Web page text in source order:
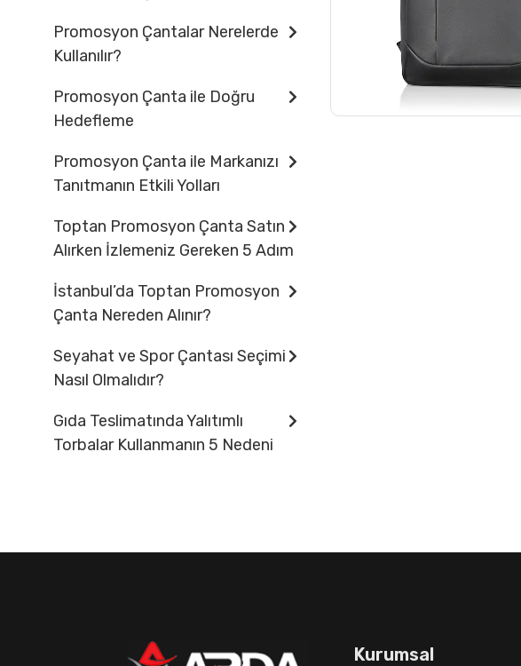
Promosyon Çantalar Nerelerde
Kullanılır?
Promosyon Çanta ile Doğru
Hedefleme
Promosyon Çanta ile Markanızı
Tanıtmanın Etkili Yolları
Toptan Promosyon Çanta Satın
Alırken İzlemeniz Gereken 5 Adım
İstanbul’da Toptan Promosyon
Çanta Nereden Alınır?
Seyahat ve Spor Çantası Seçimi
Nasıl Olmalıdır?
Gıda Teslimatında Yalıtımlı
Torbalar Kullanmanın 5 Nedeni
Kurumsal